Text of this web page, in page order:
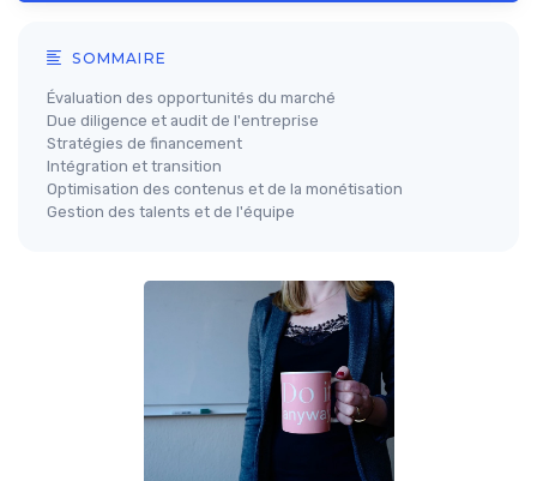
SOMMAIRE
Évaluation des opportunités du marché
Due diligence et audit de l'entreprise
Stratégies de financement
Intégration et transition
Optimisation des contenus et de la monétisation
Gestion des talents et de l'équipe